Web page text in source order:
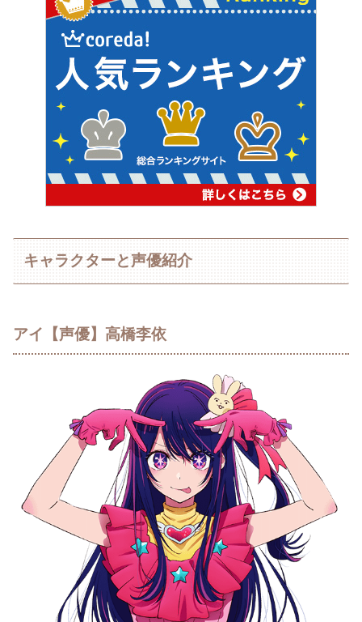
キャラクターと声優紹介
アイ【声優】高橋李依